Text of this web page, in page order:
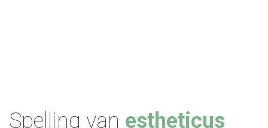
Spelling van estheticus